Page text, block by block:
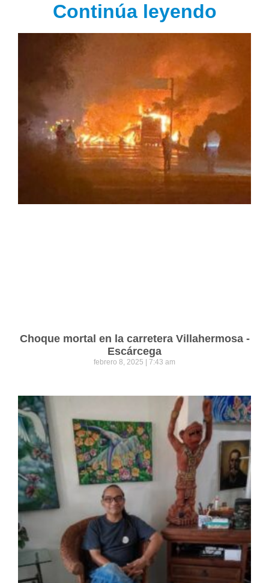
Continúa leyendo
Choque mortal en la carretera Villahermosa -
Escárcega
febrero 8, 2025 7:43 am